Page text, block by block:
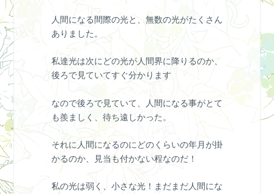
人間になる間際の光と、無数の光がたくさん
ありました。
私達光は次にどの光が人間界に降りるのか、
後ろで見ていてすぐ分かります
なので後ろで見ていて、人間になる事がとて
も羨ましく、待ち遠しかった。
それに人間になるのにどのくらいの年月が掛
かるのか、見当も付かない程なのだ！
私の光は弱く、小さな光！まだまだ人間にな